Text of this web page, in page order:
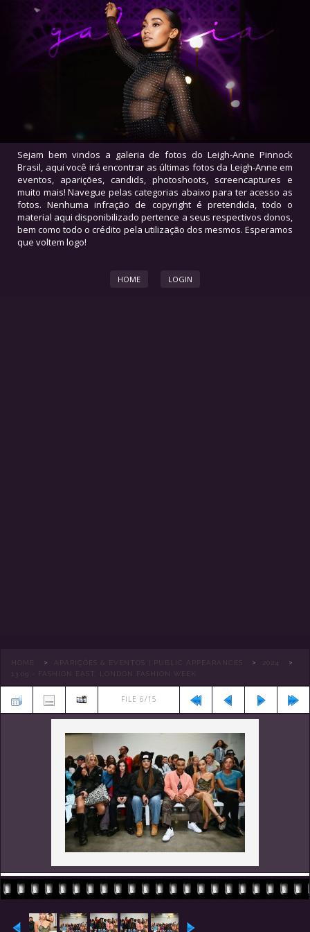
Sejam bem vindos a galeria de fotos do Leigh-Anne Pinnock
Brasil, aqui você irá encontrar as últimas fotos da Leigh-Anne em
eventos, aparições, candids, photoshoots, screencaptures e
muito mais! Navegue pelas categorias abaixo para ter acesso as
fotos. Nenhuma infração de copyright é pretendida, todo o
material aqui disponibilizado pertence a seus respectivos donos,
bem como todo o crédito pela utilização dos mesmos. Esperamos
que voltem logo!
HOME LOGIN
HOME > APARIÇÕES & EVENTOS | PUBLIC APPEARANCES > 2024 >
13.09 - FASHION EAST, LONDON FASHION WEEK
FILE 6/15